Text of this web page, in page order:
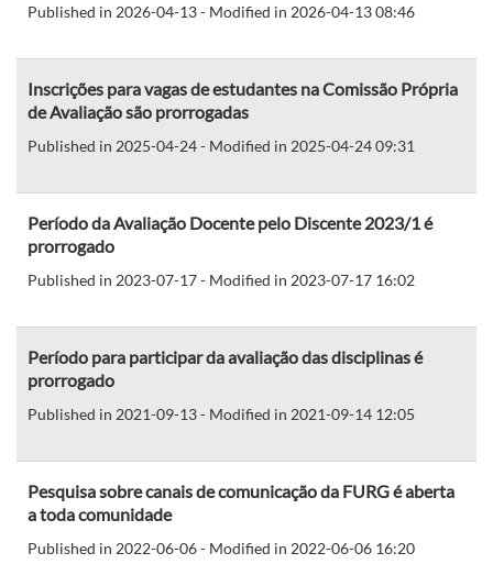
Published in 2026-04-13 - Modified in 2026-04-13 08:46
Inscrições para vagas de estudantes na Comissão Própria
de Avaliação são prorrogadas
Published in 2025-04-24 - Modified in 2025-04-24 09:31
Período da Avaliação Docente pelo Discente 2023/1 é
prorrogado
Published in 2023-07-17 - Modified in 2023-07-17 16:02
Período para participar da avaliação das disciplinas é
prorrogado
Published in 2021-09-13 - Modified in 2021-09-14 12:05
Pesquisa sobre canais de comunicação da FURG é aberta
a toda comunidade
Published in 2022-06-06 - Modified in 2022-06-06 16:20